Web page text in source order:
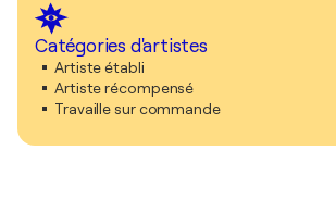
Catégories d'artistes
Artiste établi
Artiste récompensé
Travaille sur commande